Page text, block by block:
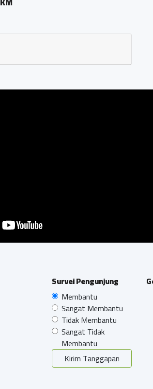
Survei Pengunjung
Membantu
Sangat Membantu
Tidak Membantu
Sangat Tidak
Membantu
Kirim Tanggapan